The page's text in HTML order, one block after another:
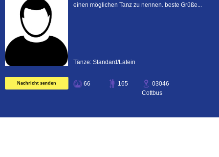
einen möglichen Tanz zu nennen. beste Grüße...
Tänze: Standard/Latein
Nachricht senden 66 165
03046
Cottbus